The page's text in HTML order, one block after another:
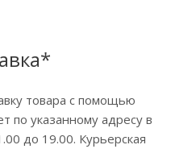
товара с помощью
по указанному адресу в
до 19.00. Курьерская